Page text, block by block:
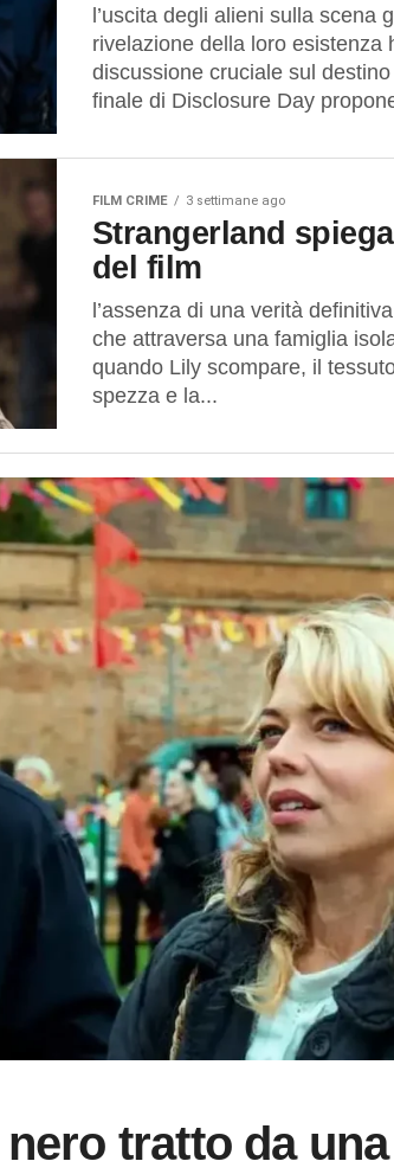
l’uscita degli alieni sulla scena
rivelazione della loro esistenza
discussione cruciale sul destino
finale di Disclosure Day
FILM CRIME 3 settimane ago
Strangerland spiegazione finale
del film
l’assenza di una verità
che attraversa una famiglia
quando Lily scompare, il
spezza e la...